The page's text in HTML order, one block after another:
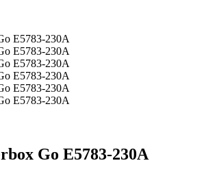
Go E5783-230A